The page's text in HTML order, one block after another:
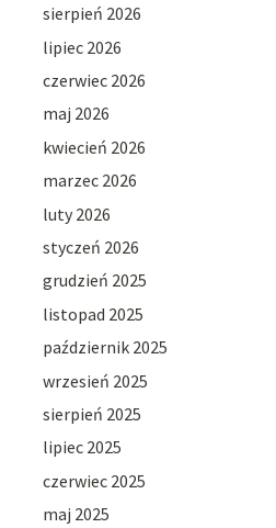
sierpień 2026
lipiec 2026
czerwiec 2026
maj 2026
kwiecień 2026
marzec 2026
luty 2026
styczeń 2026
grudzień 2025
listopad 2025
październik 2025
wrzesień 2025
sierpień 2025
lipiec 2025
czerwiec 2025
maj 2025